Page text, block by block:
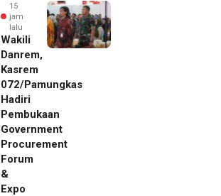
15
jam
lalu
Wakili
Danrem,
Kasrem
072/Pamungkas
Hadiri
Pembukaan
Government
Procurement
Forum
&
Expo